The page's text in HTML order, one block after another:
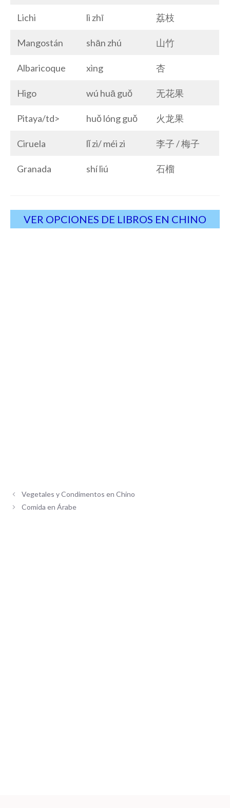
Lichi lì zhī 荔枝
Mangostán shān zhú 山竹
Albaricoque xìng 杏
Higo wú huā guǒ 无花果
Pitaya/td> huǒ lóng guǒ 火龙果
Ciruela lǐ zi/ méi zi 李子 / 梅子
Granada shí liú 石榴
VER OPCIONES DE LIBROS EN CHINO
Vegetales y Condimentos en Chino
Comida en Árabe